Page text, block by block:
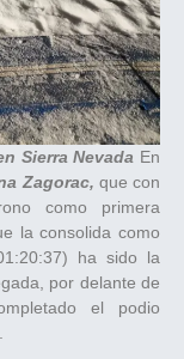
Sierra Nevada En
Zagorac, que con
como primera
la consolida como
ha sido la
por delante de
el podio